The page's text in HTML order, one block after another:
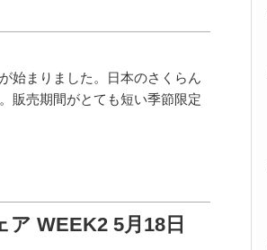
始まりました。日本のさくらん
販売期間がとても短い季節限定
WEEK2 5月18日